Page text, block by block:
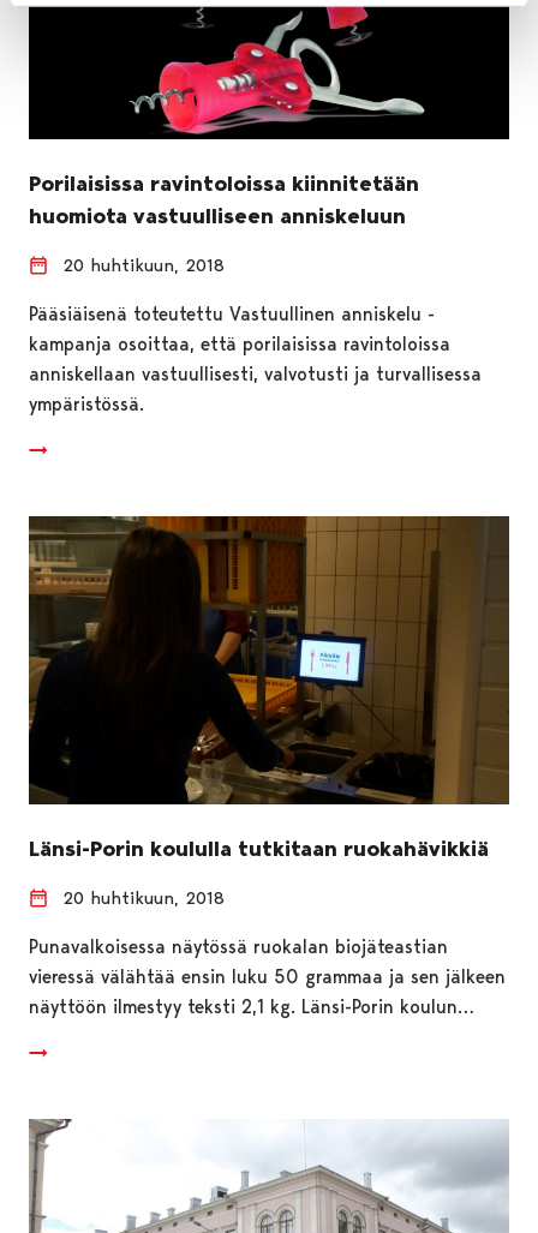
Porilaisissa ravintoloissa kiinnitetään
huomiota vastuulliseen anniskeluun
20 huhtikuun, 2018
Pääsiäisenä toteutettu Vastuullinen anniskelu -
kampanja osoittaa, että porilaisissa ravintoloissa
anniskellaan vastuullisesti, valvotusti ja turvallisessa
ympäristössä.
Länsi-Porin koululla tutkitaan ruokahävikkiä
20 huhtikuun, 2018
Punavalkoisessa näytössä ruokalan biojäteastian
vieressä välähtää ensin luku 50 grammaa ja sen jälkeen
näyttöön ilmestyy teksti 2,1 kg. Länsi-Porin koulun…